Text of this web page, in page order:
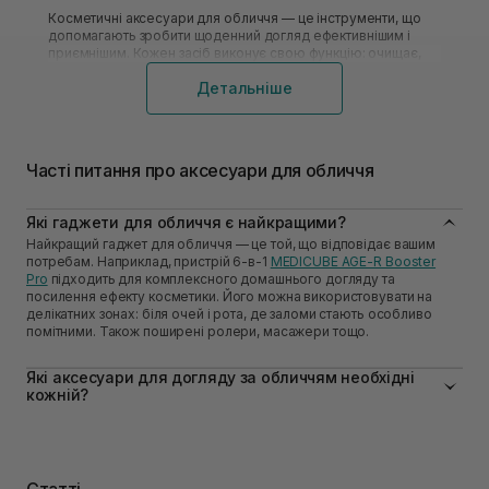
Косметичні аксесуари для обличчя — це інструменти, що
допомагають зробити щоденний догляд ефективнішим і
приємнішим. Кожен засіб виконує свою функцію: очищає,
масажує або допомагає правильно наносити косметику. До
поширених інструментів належать масажер гуаша, ролер із
забезпечують глибоке очищення пор. Завдяки таким б’юті-
Різновиди аксесуарів для обличчя та
їхнє призначення
Якісні та правильно підібрані аксесуари потрібні не лише в
роботі з декоративною косметикою, а й для повсякденного
догляду за шкірою. Різне приладдя значно спрощує процес
засобів. Часто такі предмети допомагають зробити домашні
процедури не менш ефективними, ніж похід
Детальніше
Часті питання про аксесуари для обличчя
Які гаджети для обличчя є найкращими?
Найкращий гаджет для обличчя — це той, що відповідає вашим
потребам. Наприклад, пристрій 6-в-1 MEDICUBE AGE-R Booster
Pro підходить для комплексного домашнього догляду та
посилення ефекту косметики. Його можна використовувати на
делікатних зонах: біля очей і рота, де заломи стають особливо
помітними. Також поширені ролери, масажери тощо.
Які аксесуари для догляду за обличчям необхідні
кожній?